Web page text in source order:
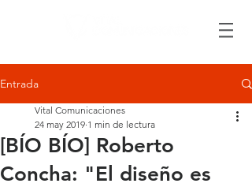
Entrada
[BÍO BÍO] Roberto
Concha: "El diseño es
Vital Comunicaciones
24 may 2019 1 min de lectura